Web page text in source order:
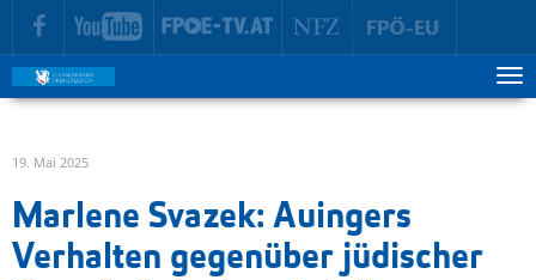
zur Hauptnavigation springen
zum Inhalt springen
19. Mai 2025
Marlene Svazek: Auingers
Verhalten gegenüber jüdischer